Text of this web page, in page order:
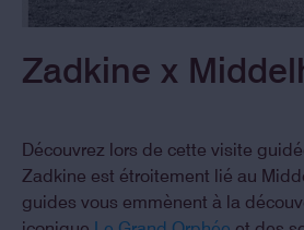
Musée Zadkine archives, 1961
Zadkine x
Découvrez lors de cette visite
Zadkine est étroitement lié au
guides vous emmènent à la